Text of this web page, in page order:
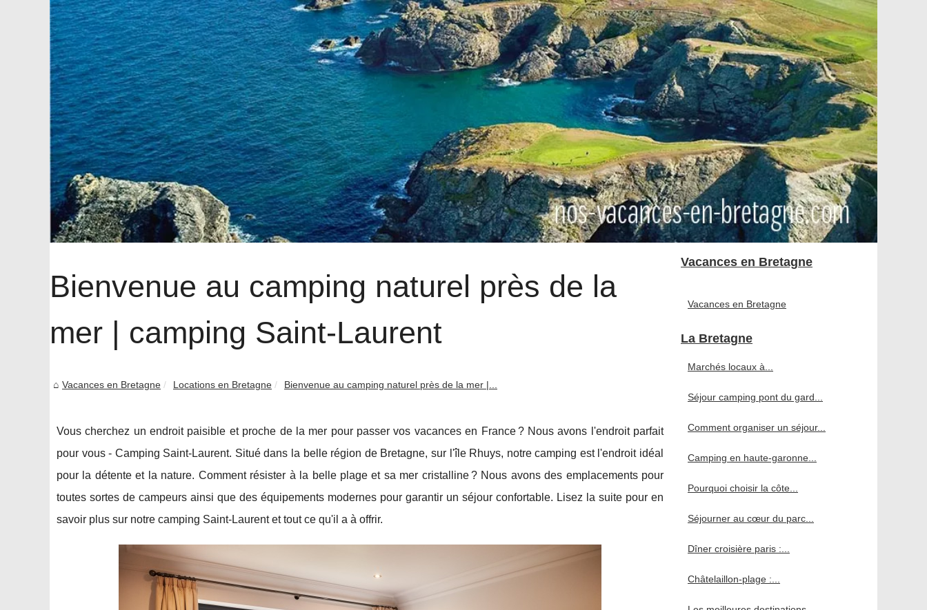
Bienvenue au camping naturel près de la
mer | camping Saint-Laurent
Vacances en Bretagne Locations en Bretagne Bienvenue au camping naturel près de la mer |...
Vous cherchez un endroit paisible et proche de la mer pour passer vos vacances en France ? Nous avons l'endroit parfait
pour vous - Camping Saint-Laurent. Situé dans la belle région de Bretagne, sur l'île Rhuys, notre camping est l'endroit idéal
pour la détente et la nature. Comment résister à la belle plage et sa mer cristalline ? Nous avons des emplacements pour
toutes sortes de campeurs ainsi que des équipements modernes pour garantir un séjour confortable. Lisez la suite pour en
savoir plus sur notre camping Saint-Laurent et tout ce qu'il a à offrir.
Vacances en Bretagne
Vacances en Bretagne
La Bretagne
Marchés locaux à...
Séjour camping pont du gard...
Comment organiser un séjour...
Camping en haute-garonne...
Pourquoi choisir la côte...
Séjourner au cœur du parc...
Dîner croisière paris :...
Châtelaillon-plage :...